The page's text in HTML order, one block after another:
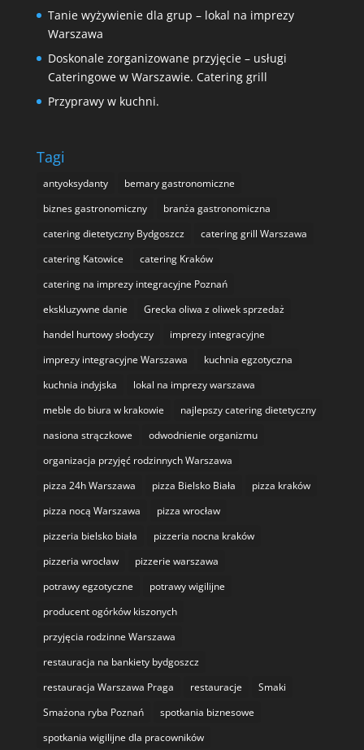
Tanie wyżywienie dla grup – lokal na imprezy
Warszawa
Doskonale zorganizowane przyjęcie – usługi
Cateringowe w Warszawie. Catering grill
Przyprawy w kuchni.
Tagi
antyoksydanty
bemary gastronomiczne
biznes gastronomiczny
branża gastronomiczna
catering dietetyczny Bydgoszcz
catering grill Warszawa
catering Katowice
catering Kraków
catering na imprezy integracyjne Poznań
ekskluzywne danie
Grecka oliwa z oliwek sprzedaż
handel hurtowy słodyczy
imprezy integracyjne
imprezy integracyjne Warszawa
kuchnia egzotyczna
kuchnia indyjska
lokal na imprezy warszawa
meble do biura w krakowie
najlepszy catering dietetyczny
nasiona strączkowe
odwodnienie organizmu
organizacja przyjęć rodzinnych Warszawa
pizza 24h Warszawa
pizza Bielsko Biała
pizza kraków
pizza nocą Warszawa
pizza wrocław
pizzeria bielsko biała
pizzeria nocna kraków
pizzeria wrocław
pizzerie warszawa
potrawy egzotyczne
potrawy wigilijne
producent ogórków kiszonych
przyjęcia rodzinne Warszawa
restauracja na bankiety bydgoszcz
restauracja Warszawa Praga
restauracje
Smaki
Smażona ryba Poznań
spotkania biznesowe
spotkania wigilijne dla pracowników